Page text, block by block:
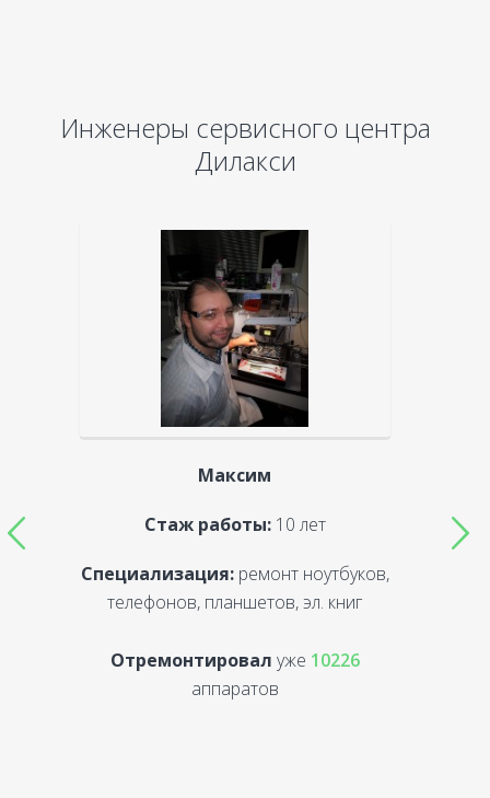
Инженеры сервисного центра
Дилакси
Максим
Стаж работы:10 лет
Специализация:ремонт ноутбуков,
телефонов, планшетов, эл. книг
Отремонтировал уже 10226
аппаратов